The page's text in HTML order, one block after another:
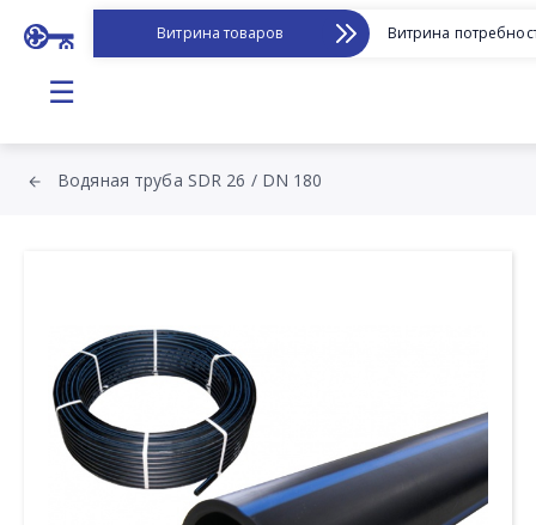
Витрина товаров Витрина
☰
Водяная труба SDR 26 / DN 180